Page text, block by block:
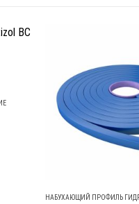
НАБУХАЮЩИЙ ПРОФИЛЬ